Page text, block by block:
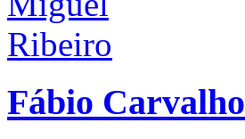
Fábio Carvalho